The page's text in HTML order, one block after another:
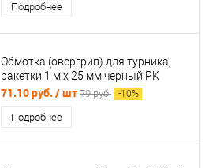
Подробнее
Обмотка (овергрип) для турника,
ракетки 1 м х 25 мм черный PK
Sports 996835
71.10 руб. / шт 79 руб. -10%
Подробнее